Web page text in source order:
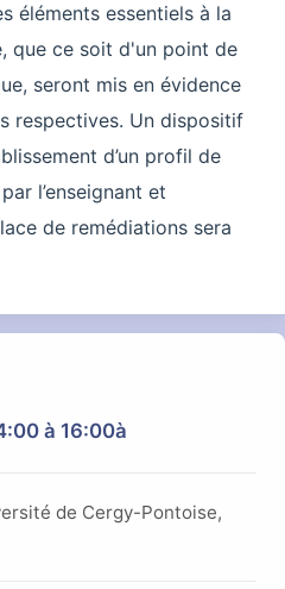
éléments essentiels à la
que ce soit d'un point de
seront mis en évidence
respectives. Un dispositif
d’un profil de
l’enseignant et
de remédiations sera
à 16:00à
de Cergy-Pontoise,